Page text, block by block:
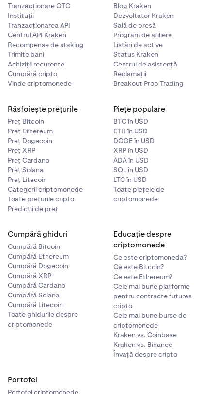
NOTĂ: Fondurile din rezerva de marjă utilizate pentru a
deschide sau a crește o poziție depind de perechea și
direcția poziției și sunt supuse disponibilității de marjă a
acelei monedeLimitele de alocare a marjei
ÎNTREBĂRI FRECVENTE:
Ce se întâmplă când limita
poziției se schimbă în timp ce am o poziție deschisă care
este mai mare decât noua limită a poziției?
Presupunând că un utilizator deține o poziție de 300 ZEC
și noua limită a poziției este redusă la 240 ZEC. Poziția
curentă nu va fi închisă automat de schimbare, doar
expunerea suplimentară va fi prevenită în cadrul
perechii.
Tranzacționare OTC
Instituții
Tranzacționarea API
Centrul API Kraken
Recompense de staking
Trimite bani
Achiziții recurente
Cumpără cripto
Vinde criptomonede
Blog Kraken
Dezvoltator Kraken
Sală de presă
Program de afiliere
Listări de active
Status Kraken
Centrul de asistență
Reclamații
Breakout Prop Trading
Răsfoiește prețurile
Preț Bitcoin
Preț Ethereum
Preț Dogecoin
Preț XRP
Preț Cardano
Preț Solana
Preț Litecoin
Categorii criptomonede
Toate prețurile cripto
Predicții de preț
Piețe populare
BTC în USD
ETH în USD
DOGE în USD
XRP în USD
ADA în USD
SOL în USD
LTC în USD
Toate piețele de
criptomonede
Cumpără ghiduri
Cumpără Bitcoin
Cumpără Ethereum
Cumpără Dogecoin
Cumpără XRP
Cumpără Cardano
Cumpără Solana
Cumpără Litecoin
Toate ghidurile despre
criptomonede
Educație despre
criptomonede
Ce este criptomoneda?
Ce este Bitcoin?
Ce este Ethereum?
Cele mai bune platforme
pentru contracte futures
cripto
Cele mai bune burse de
criptomonede
Kraken vs. Coinbase
Kraken vs. Binance
Învață despre cripto
Portofel
Portofel criptomonede